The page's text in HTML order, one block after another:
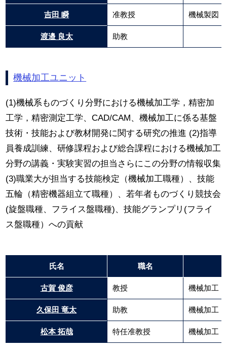
吉田 瞬 准教授 機械製図
渡邉 良太 助教
機械加工ユニット
(1)機械系ものづくり分野における機械加工学，精密加
工学，精密測定工学、CAD/CAM、機械加工に係る基盤
技術・技能および教材開発に関する研究の推進 (2)指導
員養成訓練、研修課程および総合課程における機械加工
分野の講義・実験実習の担当さらにこの分野の情報収集
(3)職業大が担当する技能検定（機械加工職種）、技能
五輪（精密機器組立て職種）、若年者ものづくり競技会
(旋盤職種、フライス盤職種)、技能グランプリ(フライ
ス盤職種）への貢献
氏名 職名
古賀 俊彦 教授 機械加工
久保田 竜太 助教 機械加工
松本 拓哉 特任准教授 機械加工